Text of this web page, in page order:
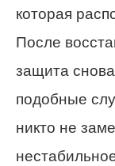
которая
После
защита
подобные
никто не